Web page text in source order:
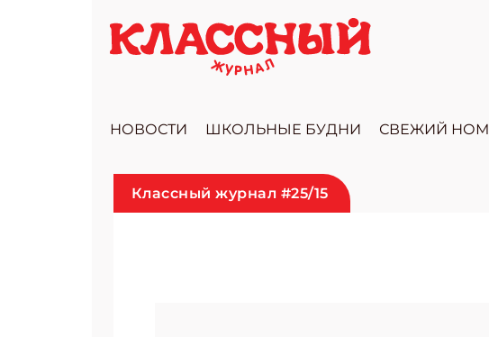
НОВОСТИ ШКОЛЬНЫЕ БУДНИ СВЕЖИЙ
Классный журнал #25/15